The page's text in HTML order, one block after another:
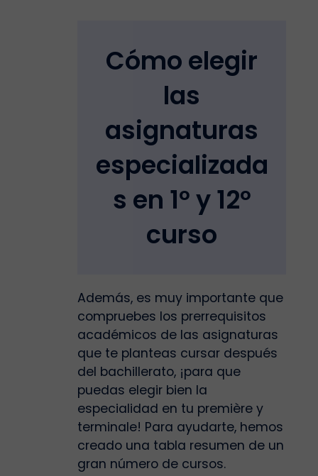
Cómo elegir
las
asignaturas
especializada
s en 1º y 12º
curso
Además, es muy importante que
compruebes los prerrequisitos
académicos de las asignaturas
que te planteas cursar después
del bachillerato, ¡para que
puedas elegir bien la
especialidad en tu première y
terminale! Para ayudarte, hemos
creado una tabla resumen de un
gran número de cursos.